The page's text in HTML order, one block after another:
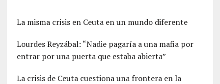
La misma crisis en Ceuta en un mundo diferente
Lourdes Reyzábal: “Nadie pagaría a una mafia por
entrar por una puerta que estaba abierta”
La crisis de Ceuta cuestiona una frontera en la